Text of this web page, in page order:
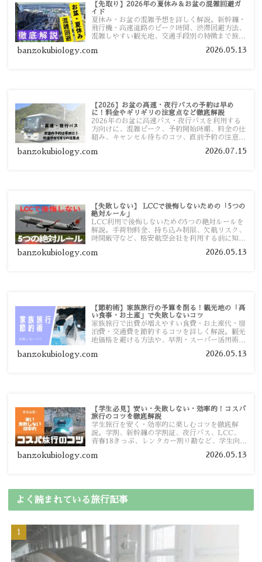
【先取り】2026年の夏休み＆お盆の混雑回避ガ
イド
夏休み・お盆の混雑予想を詳しく解説。新幹線・
飛行機・高速道路のピーク時間、渋滞回避方法、
混雑しやすい観光地、交通手段別の特徴まで旅行
banzokubiology.com 2026.05.13
【2026】お盆の高速・夜行バスの予約は早め
に！料金やギリギリの注意点など徹底解説
2026年のお盆に高速バス・夜行バスを利用する
方向けに、混雑ピーク、予約開始時期、料金の仕
組み、キャンセル待ちのコツ、直前予約の注意点
banzokubiology.com 2026.07.15
【失敗しない】 LCCで後悔しないための「5つの
絶対ルール」
LCC利用で後悔しないための5つの絶対ルールを
解説。手荷物料金、持ち込み制限、欠航リスク、
時間厳守など、格安航空会社を利用する前に知っ
す。
banzokubiology.com 2026.05.13
【節約術】家族旅行の予算を削る！観光地の「高
い食事・お土産」で失敗しないコツ
家族旅行で出費が増えやすい食費・お土産代・宿
泊費・交通費を節約するコツを詳しく解説。観光
地価格を避ける方法や、早割・スーパー活用術、
banzokubiology.com 2026.05.13
【学生必見】安い・失敗しない・効率的！コスパ
旅行のコツを徹底解説
学生旅行を安く・効率的に楽しむコツを徹底解
説。学割、新幹線の学割証、夜行バス、LCC、
青春18きっぷ、レンタカー割り勘など、学生向け
banzokubiology.com 2026.05.13
よく読まれている旅行記事